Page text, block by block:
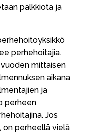
palkkiota ja
perhehoitajia.
mittaisen
aikana
ja
perheen
Jos
on perheellä vielä